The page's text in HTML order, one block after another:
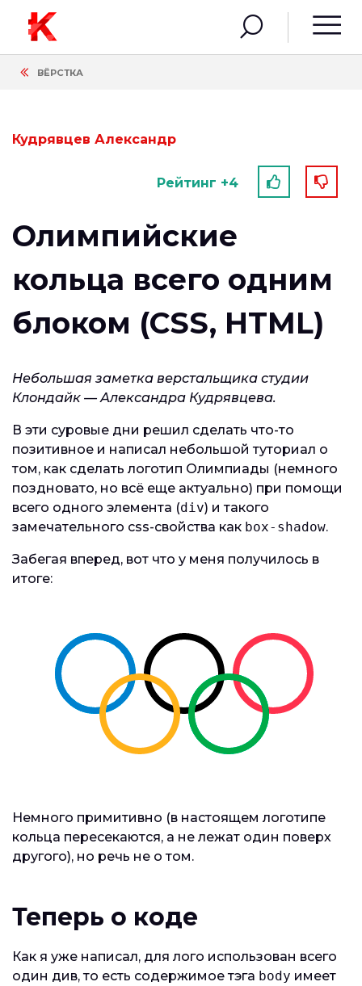
ВЁРСТКА
Кудрявцев Александр
Рейтинг +4
Олимпийские
кольца всего одним
блоком (CSS, HTML)
Небольшая заметка верстальщика студии
Клондайк — Александра Кудрявцева.
В эти суровые дни решил сделать что-то
позитивное и написал небольшой туториал о
том, как сделать логотип Олимпиады (немного
поздновато, но всё еще актуально) при помощи
всего одного элемента (div) и такого
замечательного css-свойства как box-shadow.
Забегая вперед, вот что у меня получилось в
итоге:
Немного примитивно (в настоящем логотипе
кольца пересекаются, а не лежат один поверх
другого), но речь не о том.
Теперь о коде
Как я уже написал, для лого использован всего
один див, то есть содержимое тэга body имеет